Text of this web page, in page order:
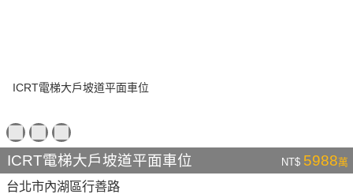
ICRT電梯大戶坡道平面車位 NT$ 5988萬
台北市內湖區行善路